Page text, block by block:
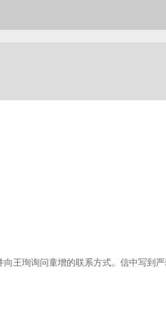
王珣询问童增的联系方式。信中写到